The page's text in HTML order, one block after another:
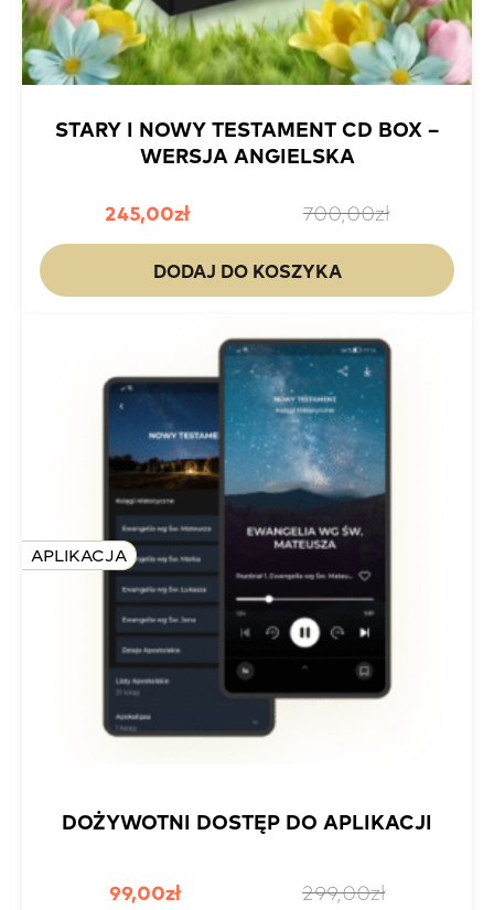
STARY I NOWY TESTAMENT CD BOX –
WERSJA ANGIELSKA
zł
700,00
Pierwotna
wynosiła:
zł700,00.
zł
245,00
Aktualna
wynosi:
zł245,00.
DODAJ DO KOSZYKA
APLIKACJA
DOŻYWOTNI DOSTĘP DO APLIKACJI
zł
299,00
Pierwotna
zł
99,00
Aktualna